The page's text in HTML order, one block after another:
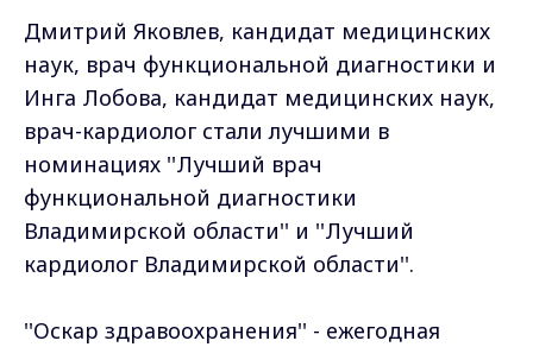
Дмитрий Яковлев, кандидат медицинских
наук, врач функциональной диагностики и
Инга Лобова, кандидат медицинских наук,
врач-кардиолог стали лучшими в
номинациях ''Лучший врач
функциональной диагностики
Владимирской области'' и ''Лучший
кардиолог Владимирской области''.
''Оскар здравоохранения'' - ежегодная